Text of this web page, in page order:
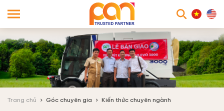
Trang chủ Góc chuyên gia Kiến thức chuyên ngành